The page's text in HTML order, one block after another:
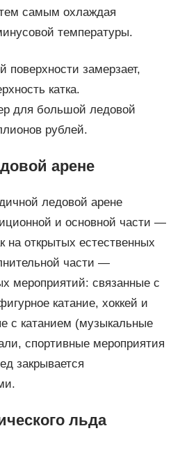
самым охлаждая
температуры.
поверхности замерзает,
катка.
для большой ледовой
рублей.
арене
ледовой арене
и основной части —
на открытых естественных
части —
мероприятий: связанные с
катание, хоккей и
с катанием (музыкальные
спортивные мероприятия
закрывается
льда